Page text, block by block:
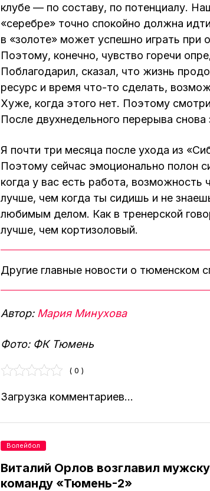
клубе — по составу, по потенциалу.
«серебре» точно спокойно должна
в «золоте» может успешно играть при
Поэтому, конечно, чувство горечи
Поблагодарил, сказал, что жизнь
ресурс и время что-то сделать,
Хуже, когда этого нет. Поэтому
После двухнедельного перерыва снова
Я почти три месяца после ухода из
Поэтому сейчас эмоционально полон
когда у вас есть работа, возможность
лучше, чем когда ты сидишь и не
любимым делом. Как в тренерской
лучше, чем кортизоловый.
Другие главные новости о тюменском
Автор: Мария Минухова
Фото: ФК Тюмень
( 0 )
Загрузка комментариев...
Виталий Орлов возглавил
команду «Тюмень-2»
Волейбол